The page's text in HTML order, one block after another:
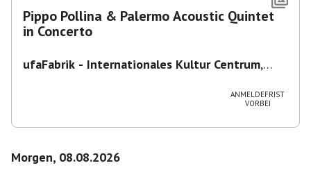
Pippo Pollina & Palermo Acoustic Quintet
in Concerto
ufaFabrik - Internationales Kultur Centrum,
ANMELDEFRIST
VORBEI
Morgen, 08.08.2026